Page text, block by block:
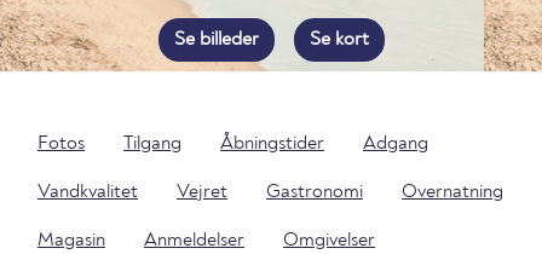
Se billeder Se kort
Fotos Tilgang Åbningstider Adgang
Vandkvalitet Vejret Gastronomi Overnatning
Magasin Anmeldelser Omgivelser